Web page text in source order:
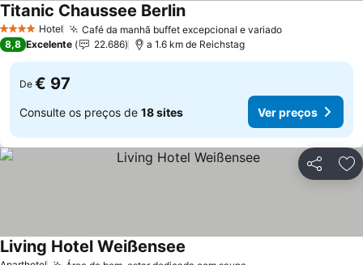
4 EstrelasHotel Café da manhã buffet excepcional e variado
Titanic Chaussee Berlin
8,8 Excelente 22.686 a 1.6 km de Reichstag
De € 97
Consulte os preços de 18 sites Ver preços
Partilhar
Living Hotel Weißensee